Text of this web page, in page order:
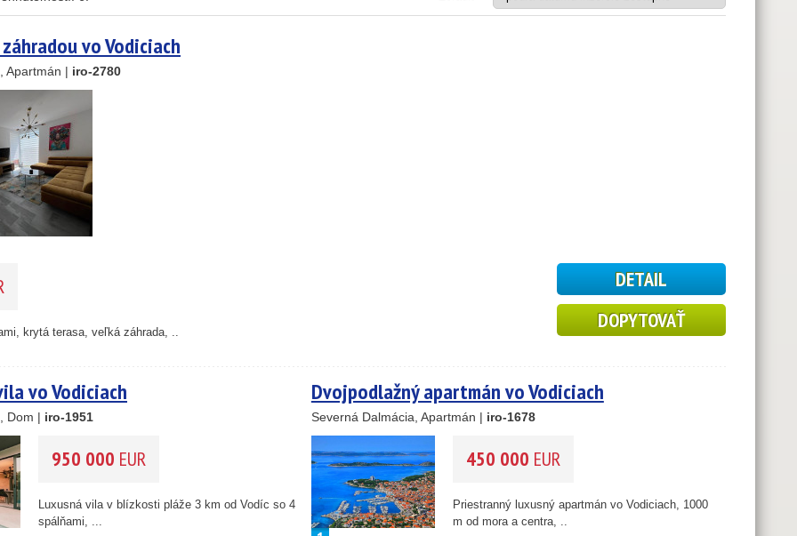
2
59
46
10
vo Vodiciach
Apartmán | iro-2780
krytá terasa, veľká záhrada, ..
DETAIL
DOPYTOVAŤ
vo Vodiciach
Dom | iro-1951
950 000 EUR
Luxusná vila v blízkosti pláže 3 km od Vodíc so 4
spálňami, ...
Dvojpodlažný apartmán vo Vodiciach
Severná Dalmácia, Apartmán | iro-1678
450 000 EUR
Priestranný luxusný apartmán vo Vodiciach, 1000
m od mora a centra, ..